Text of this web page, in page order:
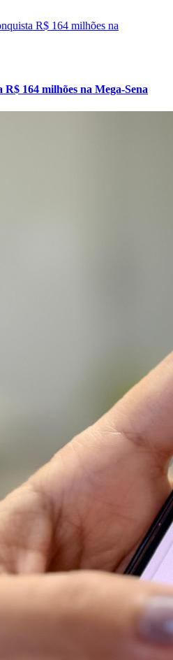
164 milhões na Mega-Sena